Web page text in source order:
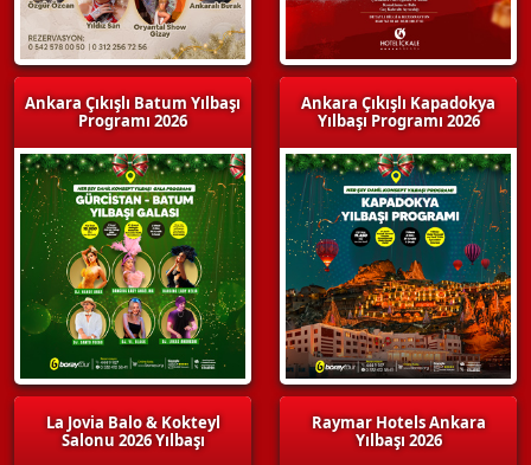
Ankara Çıkışlı Batum Yılbaşı
Programı 2026
La Jovia Balo & Kokteyl
Salonu 2026 Yılbaşı
Ankara Çıkışlı Kapadokya
Yılbaşı Programı 2026
Raymar Hotels Ankara
Yılbaşı 2026